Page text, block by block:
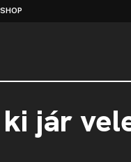
SHOP
jár